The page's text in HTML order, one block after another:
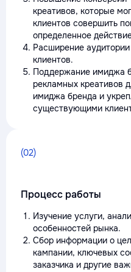
креативов, которые
клиентов совершить
определенное
Расширение
клиентов.
Поддержание имиджа
рекламных креативов
имиджа бренда и
существующими
(02)
Процесс работы
Изучение услуги,
особенностей рынка.
Сбор информации о
кампании, ключевых
заказчика и другие